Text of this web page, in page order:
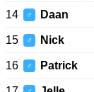
14 ♂ Daan
15 ♂ Nick
16 ♂ Patrick